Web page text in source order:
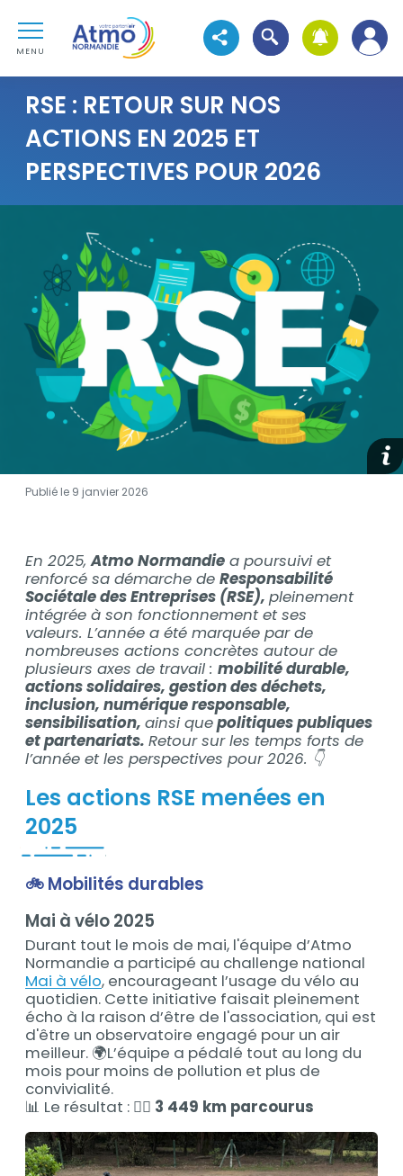
Aller au premier menu de navigation
Aller à la recherche
MENU
Atmo Normandie
Voir les réseaux sociaux
Ouvrir la recherche
RSE : RETOUR SUR NOS
ACTIONS EN 2025 ET
PERSPECTIVES POUR 2026
Visuel
Publié le 9 janvier 2026
Contenu
En 2025,Atmo Normandiea poursuivi et
renforcé sa démarche de Responsabilité
Sociétale des Entreprises (RSE), pleinement
intégrée à son fonctionnement et ses
valeurs. L’année a été marquée par de
nombreuses actions concrètes autour de
plusieurs axes de travail : mobilité durable,
actions solidaires, gestion des déchets,
inclusion, numérique responsable,
sensibilisation, ainsi quepolitiques publiques
et partenariats. Retour sur les temps forts de
l’année et les perspectives pour 2026. 👇
Les actions RSE menées en
2025
Contenu
🚲 Mobilités durables
Mai à vélo 2025
Durant tout le mois de mai, l'équipe d’Atmo
Normandie a participé au challenge national
Mai à vélo, encourageant l’usage du vélo au
quotidien. Cette initiative faisait pleinement
écho à la raison d’être de l'association, qui est
d'être un observatoire engagé pour un air
meilleur. 🌍L’équipe a pédalé tout au long du
mois pour moins de pollution et plus de
convivialité.
📊 Le résultat : 🚴‍♀️ 3 449 km parcourus